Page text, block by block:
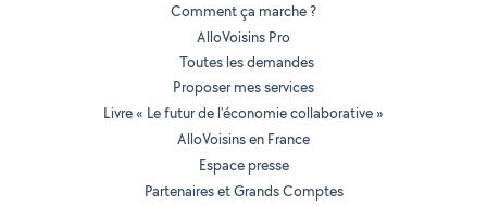
Comment ça marche ?
AlloVoisins Pro
Toutes les demandes
Proposer mes services
Livre « Le futur de l'économie collaborative »
AlloVoisins en France
Espace presse
Partenaires et Grands Comptes